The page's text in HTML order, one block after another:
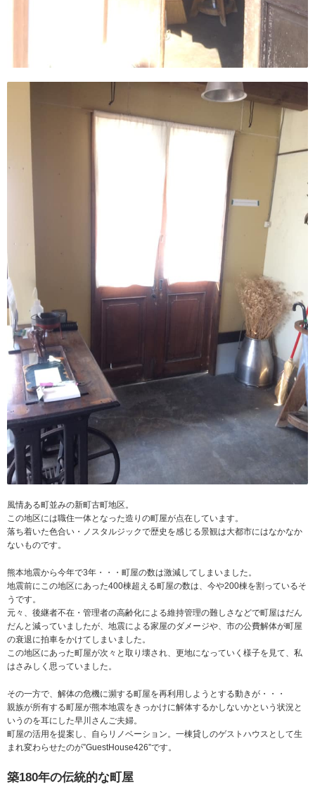
風情ある町並みの新町古町地区。
この地区には職住一体となった造りの町屋が点在しています。
落ち着いた色合い・ノスタルジックで歴史を感じる景観は大都市にはなかなか
ないものです。
熊本地震から今年で3年・・・町屋の数は激減してしまいました。
地震前にこの地区にあった400棟超える町屋の数は、今や200棟を割っているそ
うです。
元々、後継者不在・管理者の高齢化による維持管理の難しさなどで町屋はだん
だんと減っていましたが、地震による家屋のダメージや、市の公費解体が町屋
の衰退に拍車をかけてしまいました。
この地区にあった町屋が次々と取り壊され、更地になっていく様子を見て、私
はさみしく思っていました。
その一方で、解体の危機に瀕する町屋を再利用しようとする動きが・・・
親族が所有する町屋が熊本地震をきっかけに解体するかしないかという状況と
いうのを耳にした早川さんご夫婦。
町屋の活用を提案し、自らリノベーション。一棟貸しのゲストハウスとして生
まれ変わらせたのが”GuestHouse426”です。
築180年の伝統的な町屋